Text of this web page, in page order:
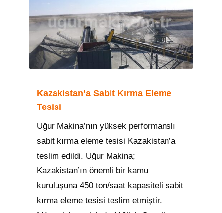
Kazakistan’a Sabit Kırma Eleme
Tesisi
Uğur Makina’nın yüksek performanslı
sabit kırma eleme tesisi Kazakistan’a
teslim edildi. Uğur Makina;
Kazakistan’ın önemli bir kamu
kuruluşuna 450 ton/saat kapasiteli sabit
kırma eleme tesisi teslim etmiştir.